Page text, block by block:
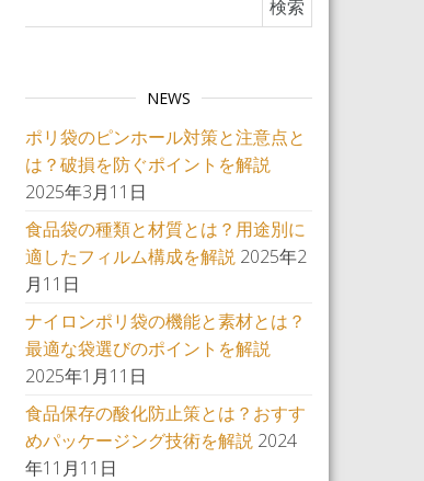
NEWS
ポリ袋のピンホール対策と注意点と
は？破損を防ぐポイントを解説
2025年3月11日
食品袋の種類と材質とは？用途別に
適したフィルム構成を解説 2025年2
月11日
ナイロンポリ袋の機能と素材とは？
最適な袋選びのポイントを解説
2025年1月11日
食品保存の酸化防止策とは？おすす
めパッケージング技術を解説 2024
年11月11日